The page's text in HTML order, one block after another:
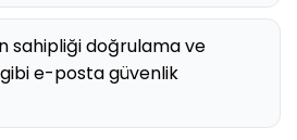
sahipliği doğrulama ve
e-posta güvenlik